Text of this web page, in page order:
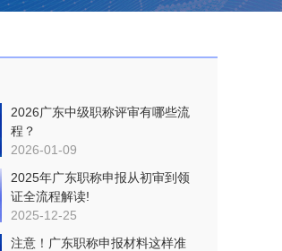
2026广东中级职称评审有哪些流
程？
2026-01-09
2025年广东职称申报从初审到领
证全流程解读!
2025-12-25
注意！广东职称申报材料这样准